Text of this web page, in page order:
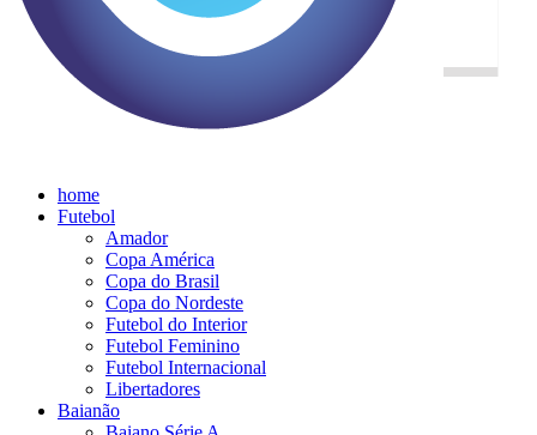
home
Futebol
Amador
Copa América
Copa do Brasil
Copa do Nordeste
Futebol do Interior
Futebol Feminino
Futebol Internacional
Libertadores
Baianão